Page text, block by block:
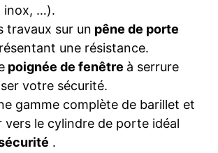
inox, …).
travaux sur un pêne de porte
une résistance.
poignée de fenêtre à serrure
votre sécurité.
gamme complète de barillet et
vers le cylindre de porte idéal
.